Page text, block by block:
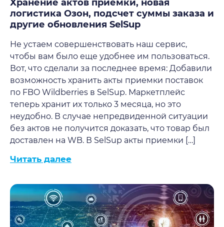
Хранение актов приемки, новая
логистика Озон, подсчет суммы заказа и
другие обновления SelSup
Не устаем совершенствовать наш сервис,
чтобы вам было еще удобнее им пользоваться.
Вот, что сделали за последнее время: Добавили
возможность хранить акты приемки поставок
по FBO Wildberries в SelSup. Маркетплейс
теперь хранит их только 3 месяца, но это
неудобно. В случае непредвиденной ситуации
без актов не получится доказать, что товар был
доставлен на WB. В SelSup акты приемки […]
Читать далее